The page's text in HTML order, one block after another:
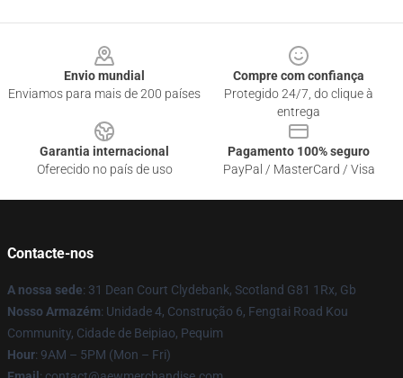
Envio mundial
Enviamos para mais de 200 países
Compre com confiança
Protegido 24/7, do clique à
entrega
Garantia internacional
Oferecido no país de uso
Pagamento 100% seguro
PayPal / MasterCard / Visa
Contacte-nos
A nossa sede: 31 Dean Court Clydebank, Scotland G81 1Rx, Gb
Nosso Armazém: Unidade 4, Construção 6, Fengtai Road Kou
Community, Cidade de Beipiao, Pequim
Hour: 9AM – 5PM (Mon – Fri)